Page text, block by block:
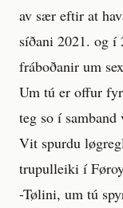
av sær eftir at
síðani 2021. og í
fráboðanir um
Um tú er offur
teg so í samband
Vit spurdu
trupulleiki í
-Tølini, um tú